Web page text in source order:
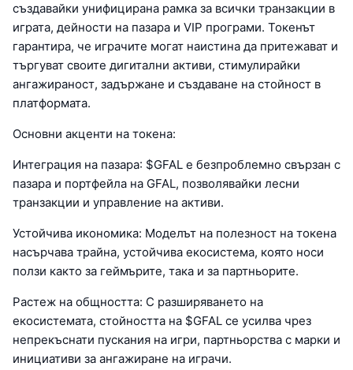
създавайки унифицирана рамка за всички транзакции в
играта, дейности на пазара и VIP програми. Токенът
гарантира, че играчите могат наистина да притежават и
търгуват своите дигитални активи, стимулирайки
ангажираност, задържане и създаване на стойност в
платформата.
Основни акценти на токена:
Интеграция на пазара: $GFAL е безпроблемно свързан с
пазара и портфейла на GFAL, позволявайки лесни
транзакции и управление на активи.
Устойчива икономика: Моделът на полезност на токена
насърчава трайна, устойчива екосистема, която носи
ползи както за геймърите, така и за партньорите.
Растеж на общността: С разширяването на
екосистемата, стойността на $GFAL се усилва чрез
непрекъснати пускания на игри, партньорства с марки и
инициативи за ангажиране на играчи.